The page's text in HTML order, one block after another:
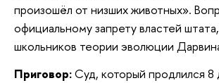
произошёл от низших животных».
официальному запрету властей
школьников теории эволюции
Приговор:Суд, который продлился 8